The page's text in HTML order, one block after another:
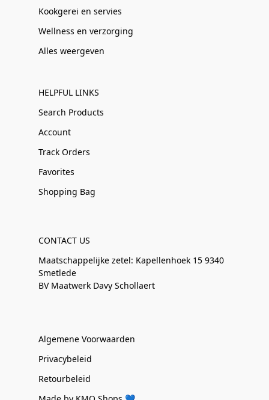
Kookgerei en servies
Wellness en verzorging
Alles weergeven
HELPFUL LINKS
Search Products
Account
Track Orders
Favorites
Shopping Bag
CONTACT US
Maatschappelijke zetel: Kapellenhoek 15 9340
Smetlede
BV Maatwerk Davy Schollaert
Algemene Voorwaarden
Privacybeleid
Retourbeleid